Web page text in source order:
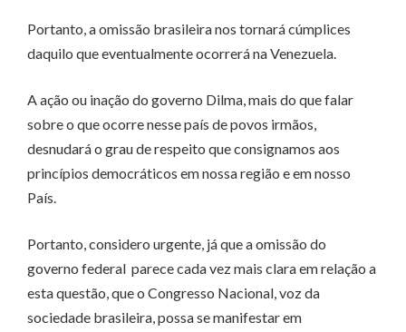
Portanto, a omissão brasileira nos tornará cúmplices
daquilo que eventualmente ocorrerá na Venezuela.
A ação ou inação do governo Dilma, mais do que falar
sobre o que ocorre nesse país de povos irmãos,
desnudará o grau de respeito que consignamos aos
princípios democráticos em nossa região e em nosso
País.
Portanto, considero urgente, já que a omissão do
governo federal parece cada vez mais clara em relação a
esta questão, que o Congresso Nacional, voz da
sociedade brasileira, possa se manifestar em